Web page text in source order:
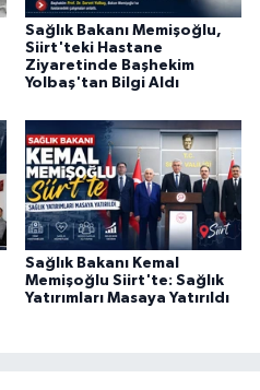
Sağlık Bakanı Memişoğlu,
Siirt'teki Hastane
Ziyaretinde Başhekim
Yolbaş'tan Bilgi Aldı
Sağlık Bakanı Kemal
Memişoğlu Siirt'te: Sağlık
Yatırımları Masaya Yatırıldı